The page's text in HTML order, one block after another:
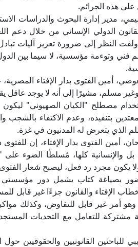
على هذه الجرائم.
مدير إدارة البحوث والدراسات
الدولي الإنساني من خلال دعم
النظر إلى ضرورة تعزيز آليات
فني وتوءمة مؤسسية، لا سيما بين
أمين الفتوى بدار الإفتاء
مشيرًا إلى أنه لا يوجد عاقل يقبل
مصطلح "الكيان الصهيوني" ليكون
بتنفيذه، وعدم الاكتفاء
الذي يتعرض له المدنيون في غزة.
أمين الفتوى بدار الإفتاء، إن
والإنسانية كلها، مُسلطًا الضوء
يكون مجرد رد فعل، ليصبح شعار
بصياغة كتاب يشمل دور مؤسستي
الإفتاء والقانون جزءًا غير قابل
أمر غير قابل للتفاوض، وكذلك
للتعامل مع التحديات
للباحثين القانونيين والحقوقيين حول